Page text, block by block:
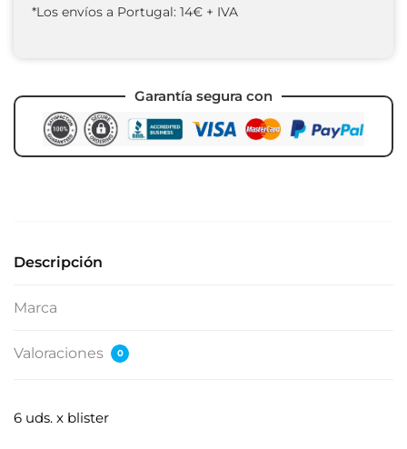
*Los envíos a Portugal: 14€ + IVA
Garantía segura con
Descripción
Marca
Valoraciones 0
6 uds. x blister